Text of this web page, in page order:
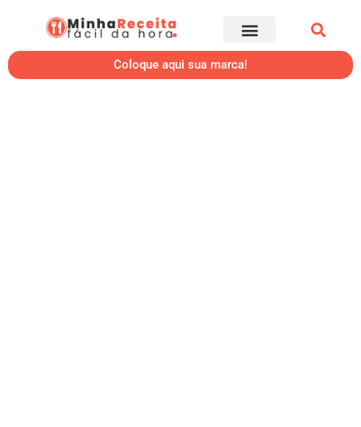
Coloque aqui sua marca!